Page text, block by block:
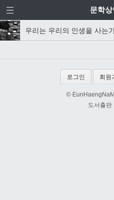
문학
우리는 우리의 인생을 사는가, <
로그인 회원
©
도서출판